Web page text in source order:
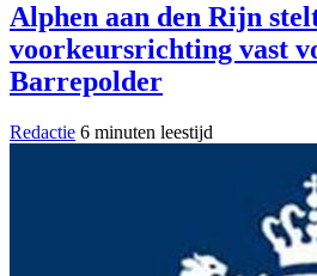
Alphen aan den Rijn
voorkeursrichting vast
Barrepolder
Redactie 6 minuten leestijd